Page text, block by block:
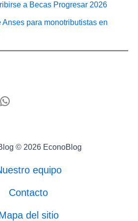
a Becas Progresar 2026
para monotributistas en
WhatsApp
© 2026 EconoBlog
equipo
Contacto
del sitio